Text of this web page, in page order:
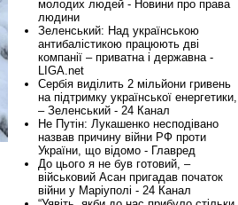
молодих людей - Новини про права
людини
Зеленський: Над українською
антибалістикою працюють дві
компанії – приватна і державна -
LIGA.net
Сербія виділить 2 мільйони гривень
на підтримку української енергетики,
– Зеленський - 24 Канал
Не Путін: Лукашенко несподівано
назвав причину війни РФ проти
України, що відомо - Главред
До цього я не був готовий, –
військовий Асан пригадав початок
війни у Маріуполі - 24 Канал